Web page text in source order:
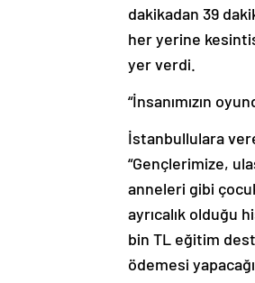
dakikadan 39
her yerine
yer verdi.
“İnsanımızın
İstanbullulara
“Gençlerimize,
anneleri gibi
ayrıcalık olduğu
bin TL eğitim
ödemesi